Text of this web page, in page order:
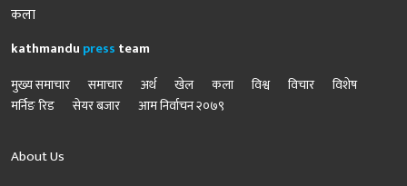
कला
kathmandu press team
मुख्य समाचार
समाचार अर्थ खेल कला विश्व विचार
विशेष
मर्निङ रिड
सेयर बजार आम निर्वाचन २०७९
About Us